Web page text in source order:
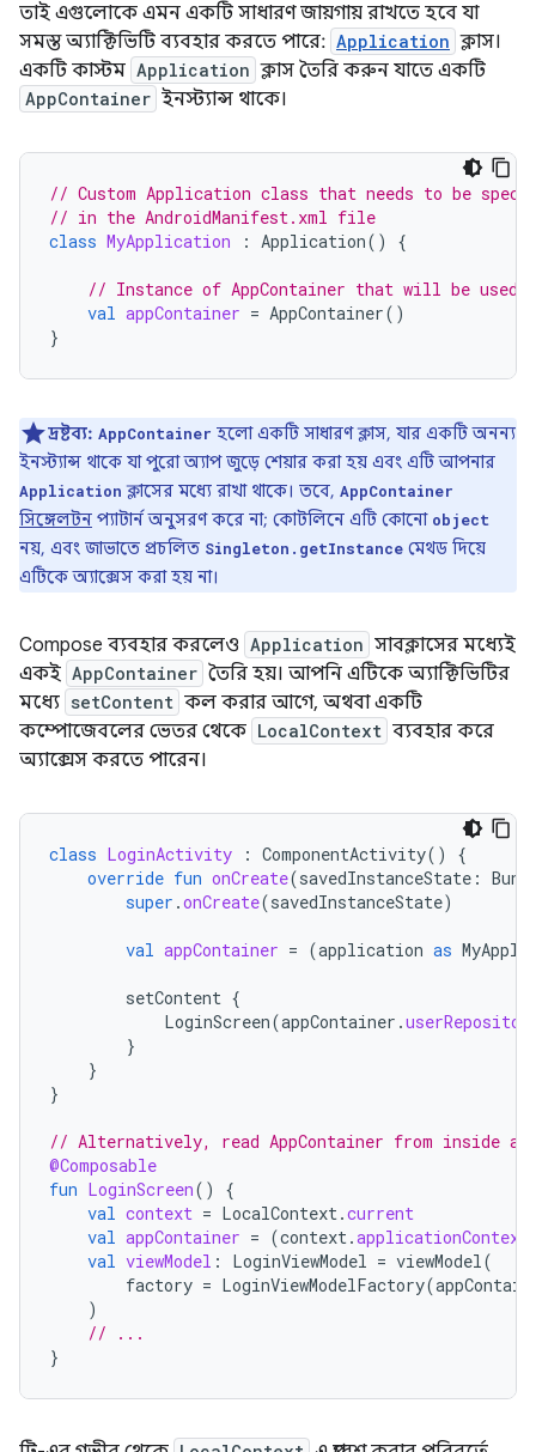
তাই এগুলোকে এমন একটি সাধারণ জায়গায় রাখতে হবে যা
সমস্ত অ্যাক্টিভিটি ব্যবহার করতে পারে: Application ক্লাস।
একটি কাস্টম Application ক্লাস তৈরি করুন যাতে একটি
AppContainer ইনস্ট্যান্স থাকে।
// Custom Application class that needs to be
// in the AndroidManifest.xml file
class MyApplication : Application() {
// Instance of AppContainer that will be
val appContainer = AppContainer()
}
দ্রষ্টব্য: AppContainer হলো একটি সাধারণ ক্লাস, যার একটি অনন্য
ইনস্ট্যান্স থাকে যা পুরো অ্যাপ জুড়ে শেয়ার করা হয় এবং এটি আপনার
Application ক্লাসের মধ্যে রাখা থাকে। তবে, AppContainer
সিঙ্গেলটন প্যাটার্ন অনুসরণ করে না; কোটলিনে এটি কোনো object
নয়, এবং জাভাতে প্রচলিত Singleton.getInstance মেথড দিয়ে
এটিকে অ্যাক্সেস করা হয় না।
Compose ব্যবহার করলেও Application সাবক্লাসের মধ্যেই
একই AppContainer তৈরি হয়। আপনি এটিকে অ্যাক্টিভিটির
মধ্যে setContent কল করার আগে, অথবা একটি
কম্পোজেবলের ভেতর থেকে LocalContext ব্যবহার করে
অ্যাক্সেস করতে পারেন।
class LoginActivity : ComponentActivity()
{
override fun onCreate(savedInstanceState :
super .onCreate(savedInstanceState)
val appContainer = (application as
setContent {
LoginScreen(appContainer .
}
}
}
// Alternatively, read AppContainer from inside a
@Composable
fun LoginScreen()
{
val context = LocalContext.current
val appContainer = (context.applicationContext
val viewModel : LoginViewModel = viewModel(
factory = LoginViewModelFactory(
)
// ...
}